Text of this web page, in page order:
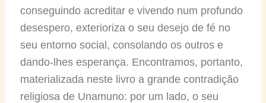
conseguindo acreditar e vivendo num profundo
desespero, exterioriza o seu desejo de fé no
seu entorno social, consolando os outros e
dando-lhes esperança. Encontramos, portanto,
materializada neste livro a grande contradição
religiosa de Unamuno: por um lado, o seu